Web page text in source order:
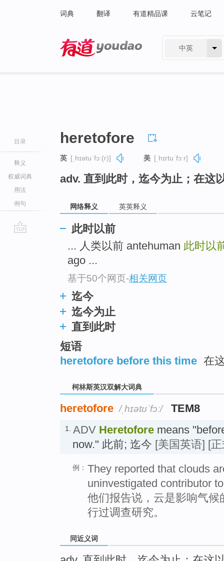
词典 翻译 有道精品课 云笔记
中英
目录
释义
权威词典
用法
例句
heretofore
英 [ˌhɪətuˈfɔː(r)] 美 [ˌhɪrtuˈfɔːr]
adv. 直到此时，迄今为止；在这
网络释义 英英释义
此时以前
... 人类以前 antehuman 此时以
ago ...
基于50个网页-相关网页
迄今
迄今为止
直到此时
短语
heretofore before this time 在
柯林斯英汉双解大词典
heretofore /ˌhɪətʊˈfɔː/ TEM8
1. ADV Heretofore means
now." 此前; 迄今 [美国英语] [
例： They reported that clouds
uninvestigated contributor
他们报告说，云是影响气
行过调查研究。
同近义词